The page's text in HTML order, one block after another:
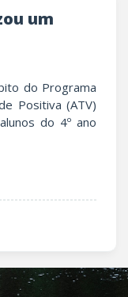
do Programa
Positiva (ATV)
do 4º ano